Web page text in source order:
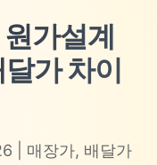
가설계
가 차이
| 매장가, 배달가